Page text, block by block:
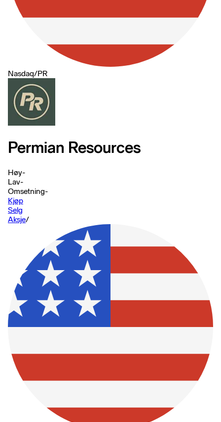
Nasdaq/PR
Permian Resources
Høy-
Lav-
Omsetning-
Kjøp
Selg
Aksje/